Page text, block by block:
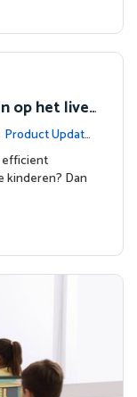
op het live
Product Update
efficient
kinderen? Dan